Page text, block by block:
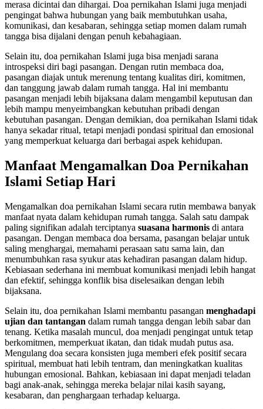
merasa dicintai dan dihargai. Doa pernikahan Islami juga menjadi
pengingat bahwa hubungan yang baik membutuhkan usaha,
komunikasi, dan kesabaran, sehingga setiap momen dalam rumah
tangga bisa dijalani dengan penuh kebahagiaan.
Selain itu, doa pernikahan Islami juga bisa menjadi sarana
introspeksi diri bagi pasangan. Dengan rutin membaca doa,
pasangan diajak untuk merenung tentang kualitas diri, komitmen,
dan tanggung jawab dalam rumah tangga. Hal ini membantu
pasangan menjadi lebih bijaksana dalam mengambil keputusan dan
lebih mampu menyeimbangkan kebutuhan pribadi dengan
kebutuhan pasangan. Dengan demikian, doa pernikahan Islami tidak
hanya sekadar ritual, tetapi menjadi pondasi spiritual dan emosional
yang memperkuat keluarga dari berbagai aspek kehidupan.
Manfaat Mengamalkan Doa Pernikahan
Islami Setiap Hari
Mengamalkan doa pernikahan Islami secara rutin membawa banyak
manfaat nyata dalam kehidupan rumah tangga. Salah satu dampak
paling signifikan adalah terciptanya suasana harmonis di antara
pasangan. Dengan membaca doa bersama, pasangan belajar untuk
saling menghargai, memahami perasaan satu sama lain, dan
menumbuhkan rasa syukur atas kehadiran pasangan dalam hidup.
Kebiasaan sederhana ini membuat komunikasi menjadi lebih hangat
dan efektif, sehingga konflik bisa diselesaikan dengan lebih
bijaksana.
Selain itu, doa pernikahan Islami membantu pasangan menghadapi
ujian dan tantangan dalam rumah tangga dengan lebih sabar dan
tenang. Ketika masalah muncul, doa menjadi pengingat untuk tetap
berkomitmen, memperkuat ikatan, dan tidak mudah putus asa.
Mengulang doa secara konsisten juga memberi efek positif secara
spiritual, membuat hati lebih tentram, dan meningkatkan kualitas
hubungan emosional. Bahkan, kebiasaan ini dapat menjadi teladan
bagi anak-anak, sehingga mereka belajar nilai kasih sayang,
kesabaran, dan penghargaan terhadap keluarga.